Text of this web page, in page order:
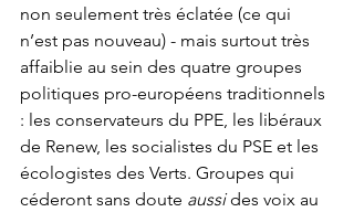
non seulement très éclatée (ce qui
n’est pas nouveau) - mais surtout très
affaiblie au sein des quatre groupes
politiques pro-européens traditionnels
: les conservateurs du PPE, les libéraux
de Renew, les socialistes du PSE et les
écologistes des Verts. Groupes qui
céderont sans doute aussi des voix au